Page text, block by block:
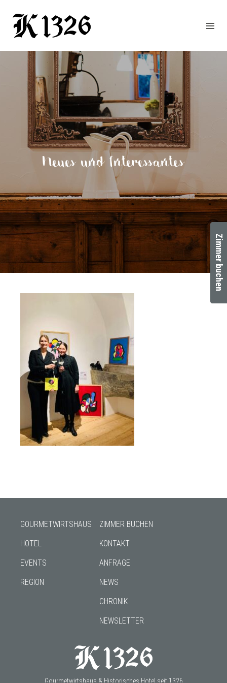
HOTEL
EVENTS
REGION
ZIMMER
BUCHEN
KONTAKT
ANFRAGE
Neues und Interessantes
GOURMETWIRTSHAUS
HOTEL
EVENTS
REGION
ZIMMER BUCHEN
KONTAKT
ANFRAGE
NEWS
CHRONIK
NEWSLETTER
Gourmetwirtshaus & Historisches Hotel seit 1326
Zimmer buchen